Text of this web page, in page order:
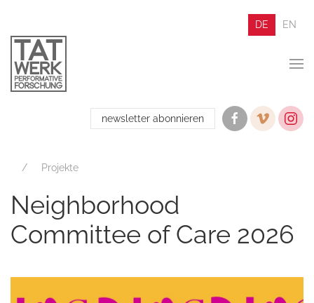
DE EN
newsletter abonnieren
Projekte
Neighborhood
Committee of Care 2026